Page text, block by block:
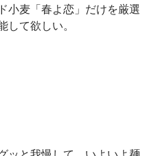
小麦「春よ恋」だけを厳選
して欲しい。